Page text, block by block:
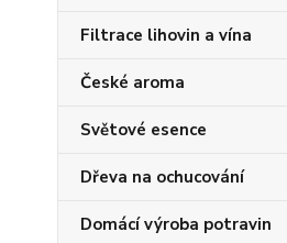
Filtrace lihovin a vína
České aroma
Světové esence
Dřeva na ochucování
Domácí výroba potravin